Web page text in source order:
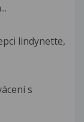
lindynette,
s